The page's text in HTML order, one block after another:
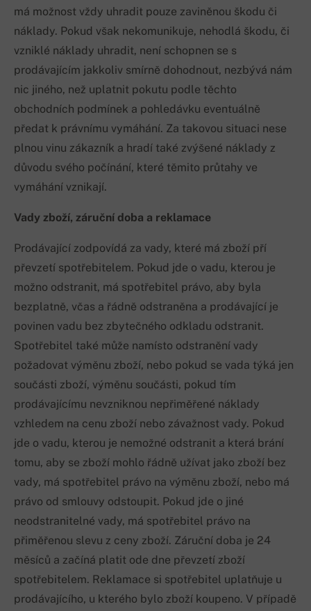
má možnost vždy uhradit pouze zaviněnou škodu či
náklady. Pokud však nekomunikuje, nehodlá škodu, či
vzniklé náklady uhradit, není schopnen se s
prodávajícím jakkoliv smírně dohodnout, nezbývá nám
nic jiného, než uplatnit pokutu podle těchto
obchodních podmínek a pohledávku eventuálně
předat k právnímu vymáhání. Za takovou situaci nese
plnou vinu zákazník a hradí také zvýšené náklady z
důvodu svého počínání, které těmito průtahy ve
vymáhání vznikají.
Vady zboží, záruční doba a reklamace
Prodávající zodpovídá za vady, které má zboží pří
převzetí spotřebitelem. Pokud jde o vadu, kterou je
možno odstranit, má spotřebitel právo, aby byla
bezplatně, včas a řádně odstraněna a prodávající je
povinen vadu bez zbytečného odkladu odstranit.
Spotřebitel také může namísto odstranění vady
požadovat výměnu zboží, nebo pokud se vada týká jen
součásti zboží, výměnu součásti, pokud tím
prodávajícímu nevzniknou nepřiměřené náklady
vzhledem na cenu zboží nebo závažnost vady. Pokud
jde o vadu, kterou je nemožné odstranit a která brání
tomu, aby se zboží mohlo řádně užívat jako zboží bez
vady, má spotřebitel právo na výměnu zboží, nebo má
právo od smlouvy odstoupit. Pokud jde o jiné
neodstranitelné vady, má spotřebitel právo na
přiměřenou slevu z ceny zboží. Záruční doba je 24
měsíců a začíná platit ode dne převzetí zboží
spotřebitelem. Reklamace si spotřebitel uplatňuje u
prodávajícího, u kterého bylo zboží koupeno. V případě